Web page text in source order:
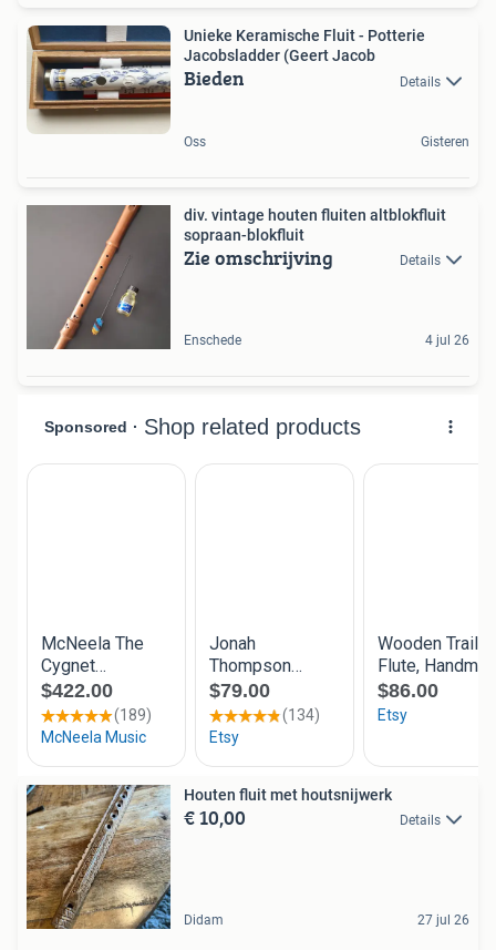
Unieke Keramische Fluit - Potterie
Jacobsladder (Geert Jacob
Bieden Details
Oss Gisteren
div. vintage houten fluiten altblokfluit
sopraan-blokfluit
Zie omschrijving Details
Enschede 4 jul 26
Houten fluit met houtsnijwerk
€ 10,00 Details
Didam 27 jul 26